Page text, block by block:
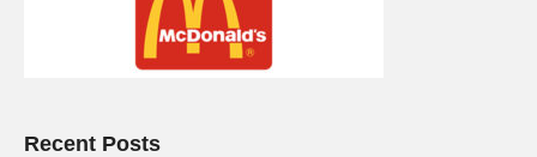
Recent Posts